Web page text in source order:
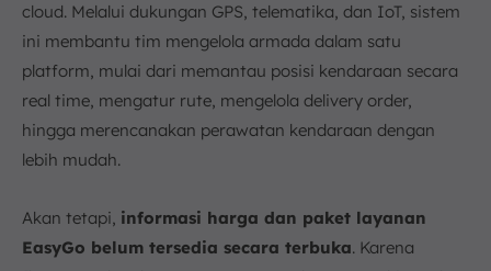
cloud. Melalui dukungan GPS, telematika, dan IoT, sistem
ini membantu tim mengelola armada dalam satu
platform, mulai dari memantau posisi kendaraan secara
real time, mengatur rute, mengelola delivery order,
hingga merencanakan perawatan kendaraan dengan
lebih mudah.
Akan tetapi, informasi harga dan paket layanan
EasyGo belum tersedia secara terbuka. Karena